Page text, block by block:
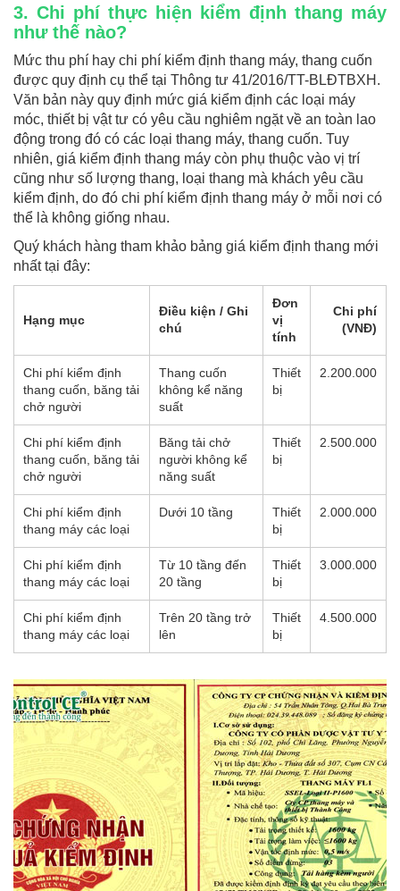
3. Chi phí thực hiện kiểm định thang máy
như thế nào?
Mức thu phí hay chi phí kiểm định thang máy, thang cuốn
được quy định cụ thể tại Thông tư 41/2016/TT-BLĐTBXH.
Văn bản này quy định mức giá kiểm định các loại máy
móc, thiết bị vật tư có yêu cầu nghiêm ngặt về an toàn lao
động trong đó có các loại thang máy, thang cuốn. Tuy
nhiên, giá kiểm định thang máy còn phụ thuộc vào vị trí
cũng như số lượng thang, loại thang mà khách yêu cầu
kiểm định, do đó chi phí kiểm định thang máy ở mỗi nơi có
thể là không giống nhau.
Quý khách hàng tham khảo bảng giá kiểm định thang mới
nhất tại đây:
Hạng mục
Điều kiện / Ghi
chú
Đơn
vị
tính
Chi phí
(VNĐ)
Chi phí kiểm định
thang cuốn, băng tải
chở người
Thang cuốn
không kể năng
suất
Thiết
bị
2.200.000
Chi phí kiểm định
thang cuốn, băng tải
chở người
Băng tải chở
người không kể
năng suất
Thiết
bị
2.500.000
Chi phí kiểm định
thang máy các loại
Dưới 10 tầng
Thiết
bị
2.000.000
Chi phí kiểm định
thang máy các loại
Từ 10 tầng đến
20 tầng
Thiết
bị
3.000.000
Chi phí kiểm định
thang máy các loại
Trên 20 tầng trở
lên
Thiết
bị
4.500.000